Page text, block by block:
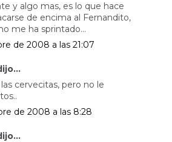
y algo mas, es lo que hace
de encima al Fernandito,
me ha sprintado...
de 2008 a las 21:07
cervecitas, pero no le
de 2008 a las 8:28